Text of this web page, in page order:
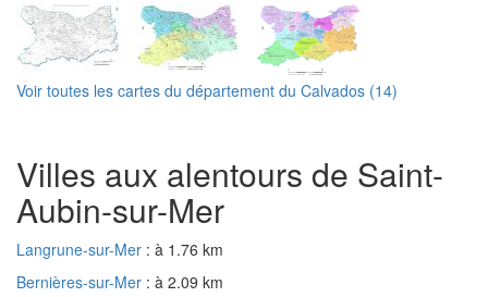
Voir toutes les cartes du département du Calvados (14)
Villes aux alentours de Saint-
Aubin-sur-Mer
Langrune-sur-Mer : à 1.76 km
Bernières-sur-Mer : à 2.09 km